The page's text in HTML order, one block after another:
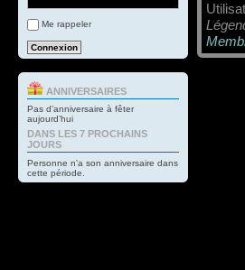
Me rappeler
ANNIVERSAIRES
Pas d’anniversaire à fêter
aujourd’hui
DANS LES 7 PROCHAINS
JOURS
Personne n'a son anniversaire dans
cette période.